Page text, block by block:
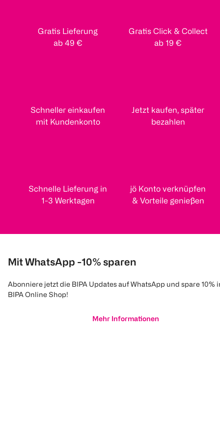
Gratis Lieferung
ab 49 €
Gratis Click & Collect
ab 19 €
Schneller einkaufen
mit Kundenkonto
Jetzt kaufen, später
bezahlen
Schnelle Lieferung in
1-3 Werktagen
jö Konto verknüpfen
& Vorteile genießen
Mit WhatsApp -10% sparen
Abonniere jetzt die BIPA Updates auf WhatsApp und spare 10%
BIPA Online Shop!
Mehr Informationen